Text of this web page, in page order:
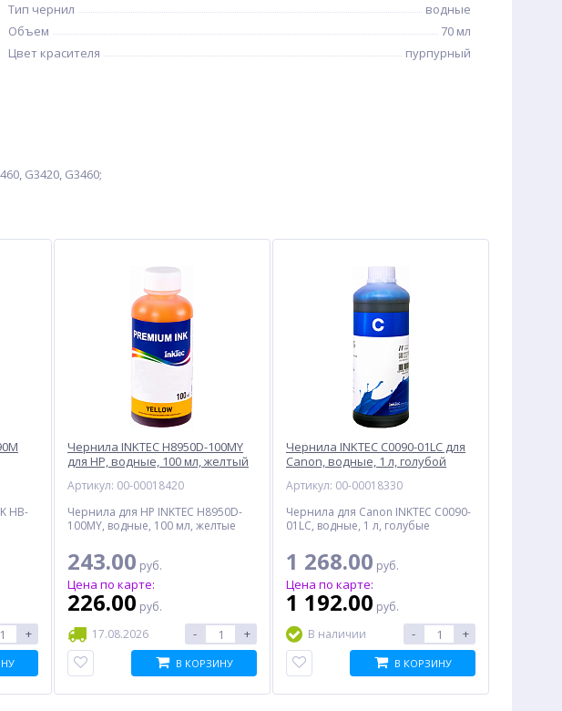
Тип чернил
водные
Объем
70 мл
Цвет красителя
пурпурный
G3420, G3460;
HB-
+
Чернила INKTEC H8950D-100MY
для HP, водные, 100 мл, желтый
Артикул: 00-00018420
Чернила для HP INKTEC H8950D-
100MY, водные, 100 мл, желтые
243.00 руб.
Цена по карте:
226.00 руб.
17.08.2026
- +
В КОРЗИНУ
Чернила INKTEC C0090-01LC для
Canon, водные, 1 л, голубой
Артикул: 00-00018330
Чернила для Canon INKTEC C0090-
01LC, водные, 1 л, голубые
1 268.00 руб.
Цена по карте:
1 192.00 руб.
В наличии
- +
В КОРЗИНУ